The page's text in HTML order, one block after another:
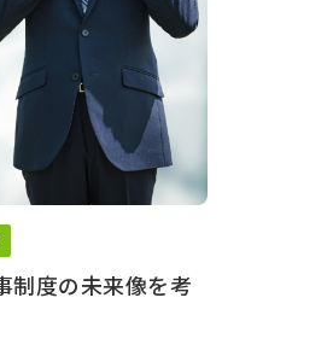
制度の未来像を考